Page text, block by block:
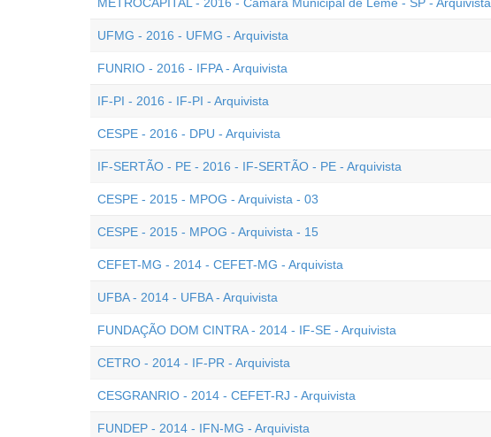
UFMG - 2016 - UFMG - Arquivista
FUNRIO - 2016 - IFPA - Arquivista
IF-PI - 2016 - IF-PI - Arquivista
CESPE - 2016 - DPU - Arquivista
IF-SERTÃO - PE - 2016 - IF-SERTÃO - PE - Arquivista
CESPE - 2015 - MPOG - Arquivista - 03
CESPE - 2015 - MPOG - Arquivista - 15
CEFET-MG - 2014 - CEFET-MG - Arquivista
UFBA - 2014 - UFBA - Arquivista
FUNDAÇÃO DOM CINTRA - 2014 - IF-SE - Arquivista
CETRO - 2014 - IF-PR - Arquivista
CESGRANRIO - 2014 - CEFET-RJ - Arquivista
FUNDEP - 2014 - IFN-MG - Arquivista